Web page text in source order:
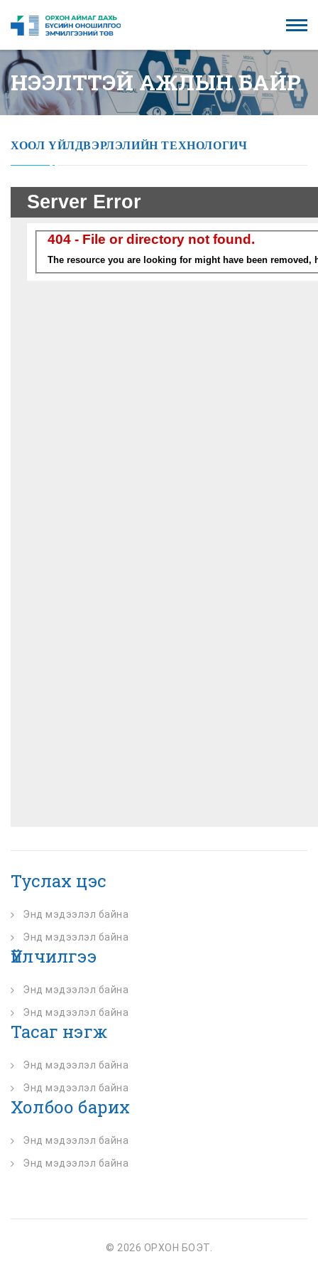
НЭЭЛТТЭЙ АЖЛЫН БАЙР
ХООЛ ҮЙЛДВЭРЛЭЛИЙН ТЕХНОЛОГИЧ
Туслах цэс
Энд мэдээлэл байна
Энд мэдээлэл байна
Үйлчилгээ
Энд мэдээлэл байна
Энд мэдээлэл байна
Тасаг нэгж
Энд мэдээлэл байна
Энд мэдээлэл байна
Холбоо барих
Энд мэдээлэл байна
Энд мэдээлэл байна
© 2026 ОРХОН БОЭТ.